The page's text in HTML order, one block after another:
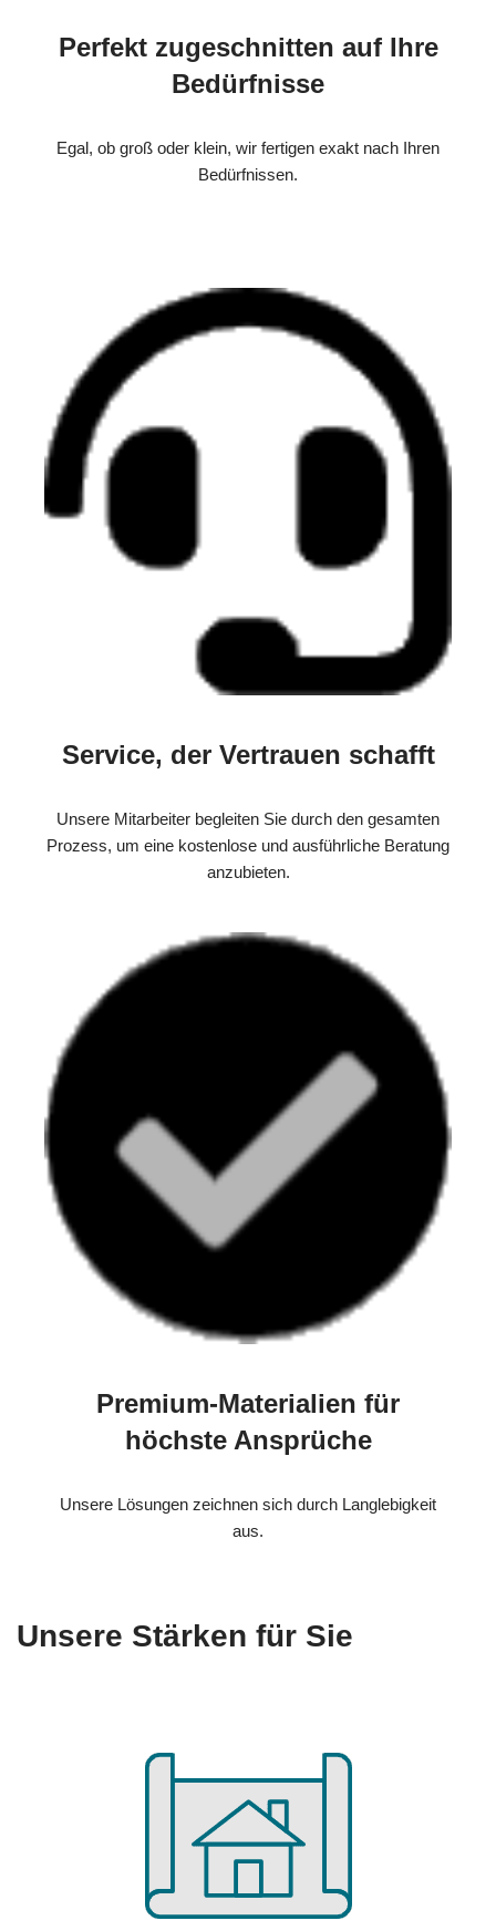
Perfekt zugeschnitten auf Ihre
Bedürfnisse
Egal, ob groß oder klein, wir fertigen exakt nach Ihren
Bedürfnissen.
Service, der Vertrauen schafft
Unsere Mitarbeiter begleiten Sie durch den gesamten
Prozess, um eine kostenlose und ausführliche Beratung
anzubieten.
Premium-Materialien für
höchste Ansprüche
Unsere Lösungen zeichnen sich durch Langlebigkeit
aus.
Unsere Stärken für Sie